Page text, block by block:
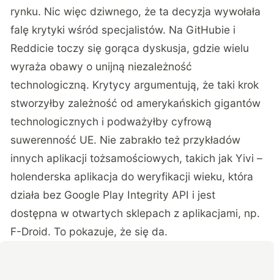
rynku. Nic więc dziwnego, że ta decyzja wywołała
falę krytyki wśród specjalistów. Na GitHubie i
Reddicie toczy się gorąca dyskusja, gdzie wielu
wyraża obawy o unijną niezależność
technologiczną. Krytycy argumentują, że taki krok
stworzyłby zależność od amerykańskich gigantów
technologicznych i podważyłby cyfrową
suwerenność UE. Nie zabrakło też przykładów
innych aplikacji tożsamościowych, takich jak Yivi –
holenderska aplikacja do weryfikacji wieku, która
działa bez Google Play Integrity API i jest
dostępna w otwartych sklepach z aplikacjami, np.
F-Droid. To pokazuje, że się da.